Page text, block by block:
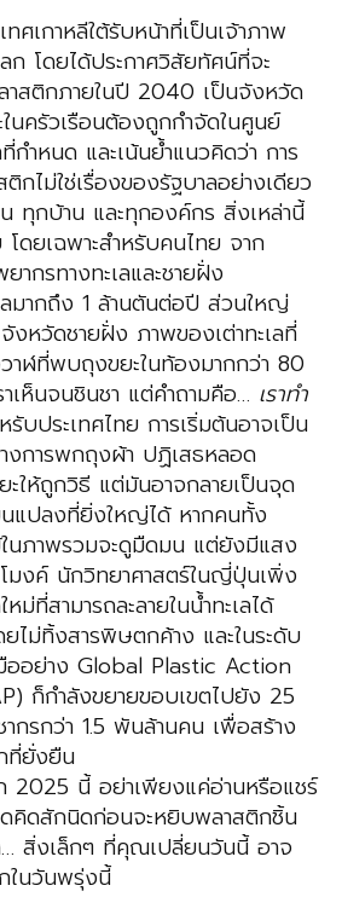
ศเกาหลีใต้รับหน้าที่เป็นเจ้าภาพ
โดยได้ประกาศวิสัยทัศน์ที่จะ
าสติกภายในปี 2040 เป็นจังหวัด
ในครัวเรือนต้องถูกกำจัดในศูนย์
กำหนด และเน้นย้ำแนวคิดว่า การ
ไม่ใช่เรื่องของรัฐบาลอย่างเดียว
ทุกบ้าน และทุกองค์กร สิ่งเหล่านี้
โดยเฉพาะสำหรับคนไทย จาก
ากรทางทะเลและชายฝั่ง
ลมากถึง 1 ล้านตันต่อปี ส่วนใหญ่
หวัดชายฝั่ง ภาพของเต่าทะเลที่
ฬที่พบถุงขยะในท้องมากกว่า 80
เห็นจนชินชา แต่คำถามคือ… เราทำ
บประเทศไทย การเริ่มต้นอาจเป็น
งการพกถุงผ้า ปฏิเสธหลอด
ให้ถูกวิธี แต่มันอาจกลายเป็นจุด
นแปลงที่ยิ่งใหญ่ได้ หากคนทั้ง
ภาพรวมจะดูมืดมน แต่ยังมีแสง
มงค์ นักวิทยาศาสตร์ในญี่ปุ่นเพิ่ง
ที่สามารถละลายในน้ำทะเลได้
ไม่ทิ้งสารพิษตกค้าง และในระดับ
ออย่าง Global Plastic Action
ก็กำลังขยายขอบเขตไปยัง 25
กรกว่า 1.5 พันล้านคน เพื่อสร้าง
ที่ยั่งยืน
2025 นี้ อย่าเพียงแค่อ่านหรือแชร์
คิดสักนิดก่อนจะหยิบพลาสติกชิ้น
… สิ่งเล็กๆ ที่คุณเปลี่ยนวันนี้ อาจ
ในวันพรุ่งนี้